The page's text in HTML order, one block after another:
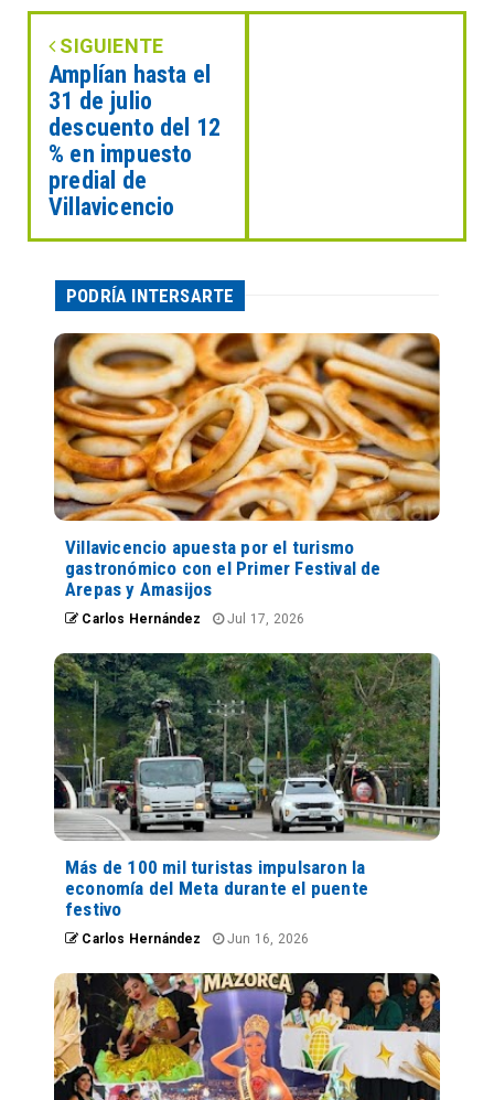
SIGUIENTE
Amplían hasta el
31 de julio
descuento del 12
% en impuesto
predial de
Villavicencio
PODRÍA INTERSARTE
Villavicencio apuesta por el turismo
gastronómico con el Primer Festival de
Arepas y Amasijos
Carlos Hernández Jul 17, 2026
Más de 100 mil turistas impulsaron la
economía del Meta durante el puente
festivo
Carlos Hernández Jun 16, 2026